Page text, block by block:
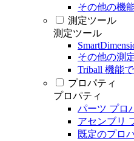
その他の機
測定ツール
測定ツール
その他の測
Triball 機能
プロパティ
プロパティ
パーツ プロ
アセンブリ
既定のプロ